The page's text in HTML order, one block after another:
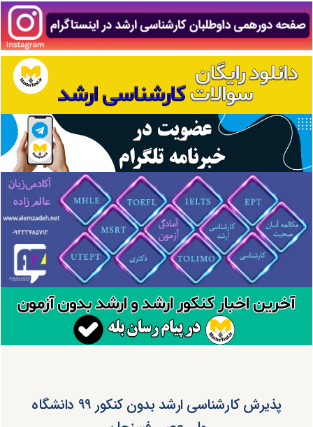
پذیرش کارشناسی ارشد بدون کنکور ۹۹ دانشگاه